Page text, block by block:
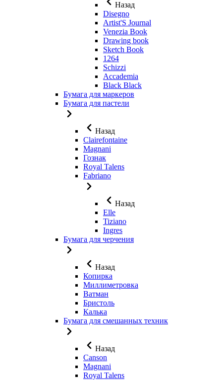
Назад
Disegno
Artist'S Journal
Venezia Book
Drawing book
Sketch Book
1264
Schizzi
Accademia
Black Black
Бумага для маркеров
Бумага для пастели
Назад
Clairefontaine
Magnani
Гознак
Royal Talens
Fabriano
Назад
Elle
Tiziano
Ingres
Бумага для черчения
Назад
Копирка
Миллиметровка
Ватман
Бристоль
Калька
Бумага для смешанных техник
Назад
Canson
Magnani
Royal Talens